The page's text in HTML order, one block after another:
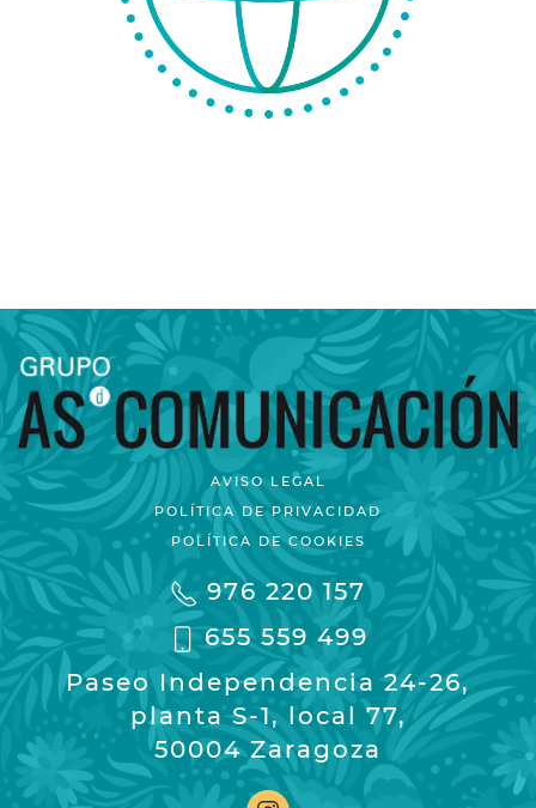
AVISO LEGAL
POLÍTICA DE PRIVACIDAD
POLÍTICA DE COOKIES
976 220 157
655 559 499
Paseo Independencia 24-26,
planta S-1, local 77,
50004 Zaragoza